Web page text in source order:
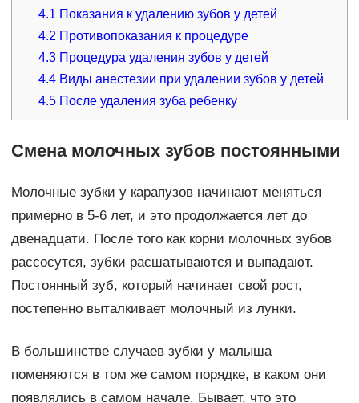
4.1 Показания к удалению зубов у детей
4.2 Противопоказания к процедуре
4.3 Процедура удаления зубов у детей
4.4 Виды анестезии при удалении зубов у детей
4.5 После удаления зуба ребенку
Смена молочных зубов постоянными
Молочные зубки у карапузов начинают меняться
примерно в 5-6 лет, и это продолжается лет до
двенадцати. После того как корни молочных зубов
рассосутся, зубки расшатываются и выпадают.
Постоянный зуб, который начинает свой рост,
постепенно выталкивает молочный из лунки.
В большинстве случаев зубки у малыша
поменяются в том же самом порядке, в каком они
появлялись в самом начале. Бывает, что это